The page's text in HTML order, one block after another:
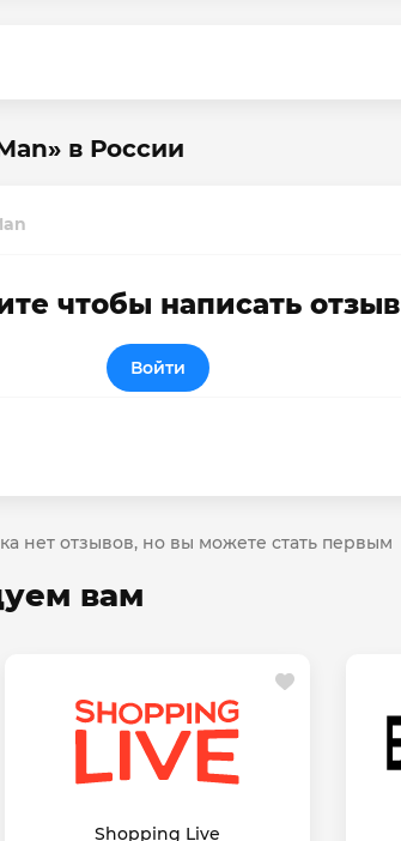
в России
чтобы написать отзыв
Войти
нет отзывов, но вы можете стать первым
вам
Shopping Live